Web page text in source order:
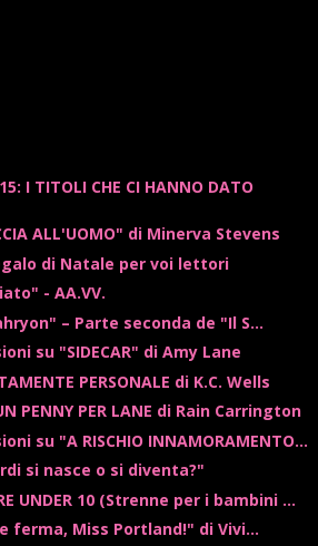
I TITOLI CHE CI HANNO DATO
ALL'UOMO" di Minerva Stevens
di Natale per voi lettori
- AA.VV.
– Parte seconda de "Il S...
su "SIDECAR" di Amy Lane
PERSONALE di K.C. Wells
PENNY PER LANE di Rain Carrington
su "A RISCHIO INNAMORAMENTO...
si nasce o si diventa?"
UNDER 10 (Strenne per i bambini ...
ferma, Miss Portland!" di Vivi...